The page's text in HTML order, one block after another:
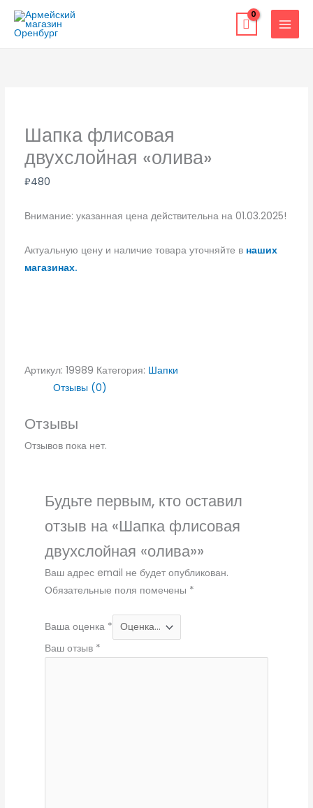
Перейти
содержимому
Шапка флисовая
двухслойная «олива»
₽480
Внимание: указанная цена действительна на 01.03.2025!
Актуальную цену и наличие товара уточняйте в наших
магазинах.
Артикул: 19989 Категория: Шапки
Отзывы (0)
Отзывы
Отзывов пока нет.
Будьте первым, кто оставил
отзыв на «Шапка флисовая
двухслойная «олива»»
Ваш адрес email не будет опубликован.
Обязательные поля помечены *
Ваша оценка *
Ваш отзыв *